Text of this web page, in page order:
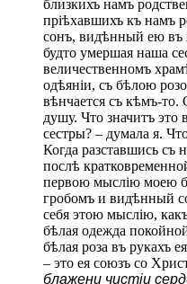
близкихъ намъ
пріѣхавшихъ къ намъ
сонъ, видѣнный ею
будто умершая наша
величественномъ
одѣяніи, съ бѣлою
вѣнчается съ кѣмъ-то.
душу. Что значитъ это
сестры? – думала я.
Когда разставшись
послѣ
первою мыслію моею
гробомъ и видѣнный
себя этою мыслію,
бѣлая одежда
бѣлая роза въ рукахъ
– это ея союзъ со
блажени чистіи